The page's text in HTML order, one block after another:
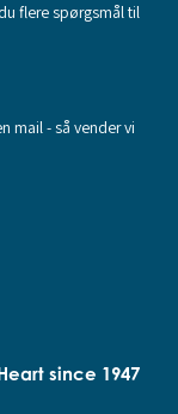
flere spørgsmål til
mail - så vender vi
since 1947